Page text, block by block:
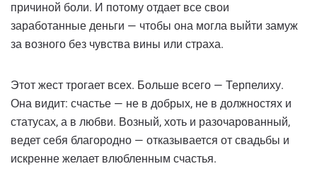
причиной боли. И потому отдает все свои
заработанные деньги — чтобы она могла выйти замуж
за возного без чувства вины или страха.
Этот жест трогает всех. Больше всего — Терпелиху.
Она видит: счастье — не в добрых, не в должностях и
статусах, а в любви. Возный, хоть и разочарованный,
ведет себя благородно — отказывается от свадьбы и
искренне желает влюбленным счастья.